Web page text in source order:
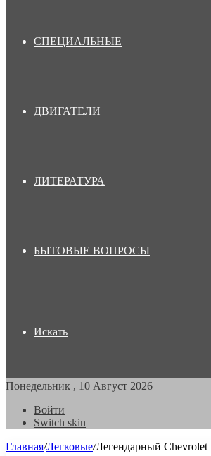
СПЕЦИАЛЬНЫЕ
ДВИГАТЕЛИ
ЛИТЕРАТУРА
БЫТОВЫЕ ВОПРОСЫ
Искать
Понедельник , 10 Август 2026
Войти
Switch skin
Главная/Легковые/Легендарный Chevrolet